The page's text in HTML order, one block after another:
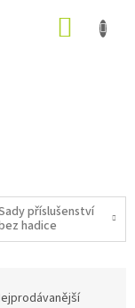
příslušenství
hadice